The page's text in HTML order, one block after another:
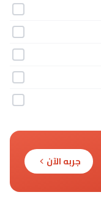
جربه الآن